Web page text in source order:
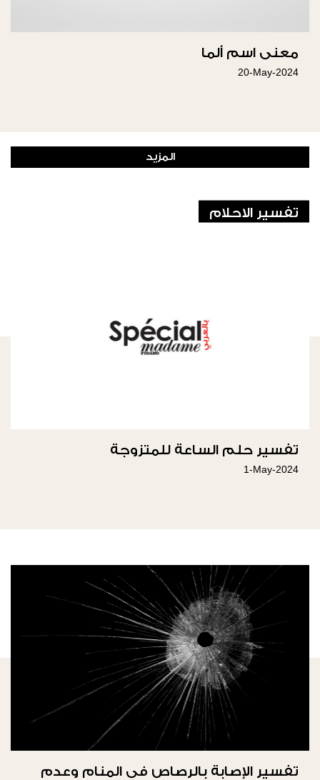
معنى اسم ألما
20-May-2024
المزيد
تفسير الاحلام
تفسير حلم الساعة للمتزوجة
1-May-2024
تفسير الإصابة بالرصاص في المنام وعدم